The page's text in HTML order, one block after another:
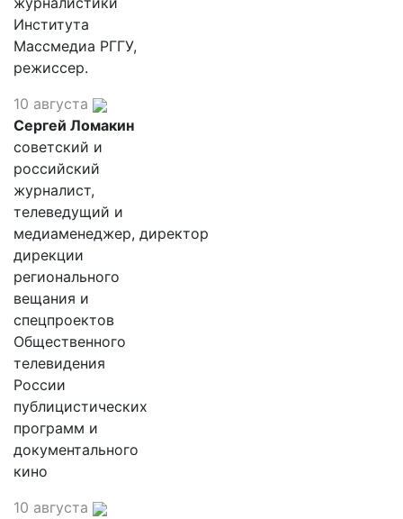
Института
Массмедиа РГГУ,
режиссер.
10 августа
Сергей Ломакин
советский и
российский
журналист,
телеведущий и
медиаменеджер, директор
дирекции
регионального
вещания и
спецпроектов
Общественного
телевидения
России
публицистических
программ и
документального
кино
10 августа